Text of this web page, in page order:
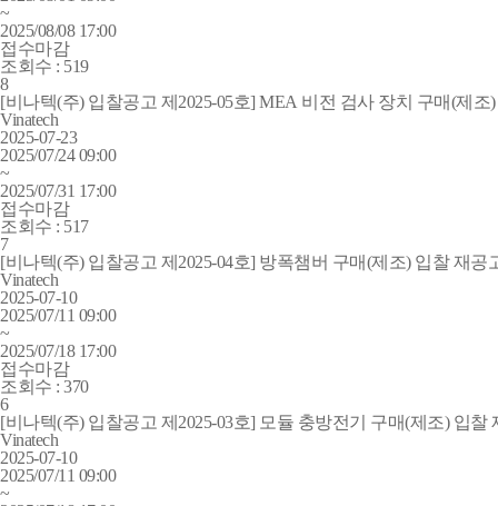
~
2025/08/08 17:00
접수마감
조회수 : 519
8
[비나텍(주) 입찰공고 제2025-05호] MEA 비전 검사 장치 구매(제조
Vinatech
2025-07-23
2025/07/24 09:00
~
2025/07/31 17:00
접수마감
조회수 : 517
7
[비나텍(주) 입찰공고 제2025-04호] 방폭챔버 구매(제조) 입찰 재공
Vinatech
2025-07-10
2025/07/11 09:00
~
2025/07/18 17:00
접수마감
조회수 : 370
6
[비나텍(주) 입찰공고 제2025-03호] 모듈 충방전기 구매(제조) 입찰
Vinatech
2025-07-10
2025/07/11 09:00
~